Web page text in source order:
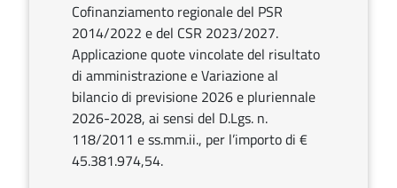
Cofinanziamento regionale del PSR
2014/2022 e del CSR 2023/2027.
Applicazione quote vincolate del risultato
di amministrazione e Variazione al
bilancio di previsione 2026 e pluriennale
2026-2028, ai sensi del D.Lgs. n.
118/2011 e ss.mm.ii., per l’importo di €
45.381.974,54.